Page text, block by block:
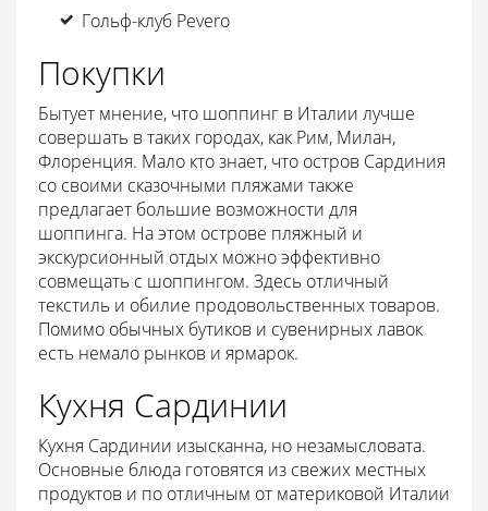
Гольф-клуб Pevero
Покупки
Бытует мнение, что шоппинг в Италии лучше
совершать в таких городах, как Рим, Милан,
Флоренция. Мало кто знает, что остров Сардиния
со своими сказочными пляжами также
предлагает большие возможности для
шоппинга. На этом острове пляжный и
экскурсионный отдых можно эффективно
совмещать с шоппингом. Здесь отличный
текстиль и обилие продовольственных товаров.
Помимо обычных бутиков и сувенирных лавок
есть немало рынков и ярмарок.
Кухня Сардинии
Кухня Сардинии изысканна, но незамысловата.
Основные блюда готовятся из свежих местных
продуктов и по отличным от материковой Италии